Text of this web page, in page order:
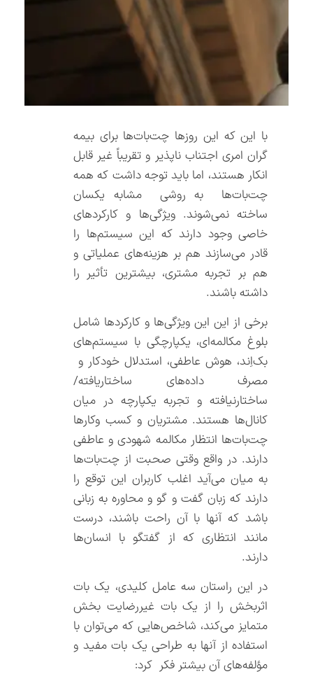
با این که این روزها چت‌بات‌‌ها برای بیمه
گران امری اجتناب ناپذیر و تقریباً غیر قابل
انکار هستند، اما باید توجه داشت که همه
چت‌بات‌‌ها به روشی مشابه یکسان
ساخته نمی‌شوند. ویژگی‌ها و کارکردهای
خاصی وجود دارند که این سیستم‌ها را
قادر می‌سازند هم بر هزینه‌های عملیاتی و
هم بر تجربه مشتری، بیشترین تأثیر را
داشته باشند.
برخی از این این ویژگی‌ها و کارکردها شامل
بلوغ مکالمه‌ای، یکپارچگی با سیستم‌های
بک‌اِند، هوش عاطفی، استدلال خودکار و
مصرف داده‌های ساختاریافته/
ساختارنیافته و تجربه یکپارچه در میان
کانال‌ها هستند. مشتریان و کسب وکارها
چت‌بات‌‌ها انتظار مکالمه شهودی و عاطفی
دارند. در واقع وقتی صحبت از چت‌بات‌‌ها
به میان می‌آید اغلب کاربران این توقع را
دارند که زبان گفت و گو و محاوره به زبانی
باشد که آنها با آن راحت باشند، درست
مانند انتظاری که از گفتگو با انسان‌ها
دارند.
در این راستان سه عامل کلیدی، یک بات
اثربخش را از یک بات غیررضایت بخش
متمایز می‌کند، شاخص‌هایی که می‌توان با
استفاده از آنها به طراحی یک بات مفید و
مؤلفه‌های آن بیشتر فکر کرد: